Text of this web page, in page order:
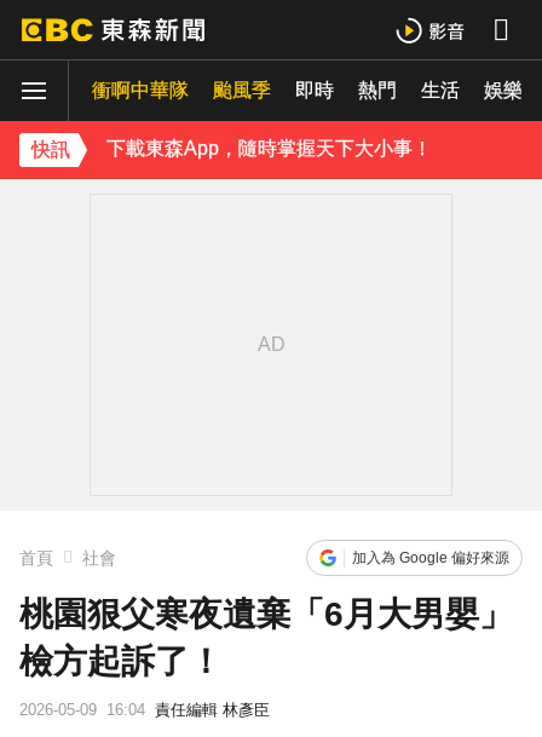
衝啊中華隊 颱風季 即時 熱門 生活 娛樂
快訊
曾號召反女權集會！36歲網紅陳屍住處 死因待查
首頁 社會 加入為 Google 偏好來源
桃園狠父寒夜遺棄「6月大男嬰」
檢方起訴了！
2026-05-09 16:04 責任編輯 林彥臣